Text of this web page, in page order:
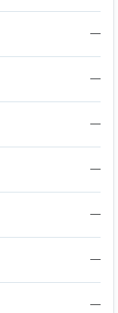
—
—
—
—
—
—
—